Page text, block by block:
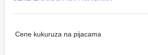
Cene kukuruza na pijacama